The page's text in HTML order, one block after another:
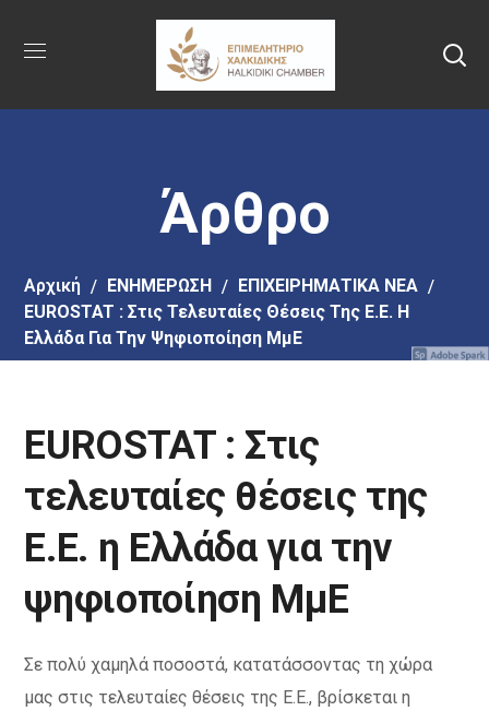
στο
περιεχόμενο
Άρθρο
Αρχική EΝΗΜΕΡΩΣΗ
ΕΠΙΧΕΙΡΗΜΑΤΙΚΑ ΝΕΑ
EUROSTAT : Στις Τελευταίες Θέσεις Της Ε.Ε. Η
Ελλάδα Για Την Ψηφιοποίηση ΜμΕ
EUROSTAT : Στις
τελευταίες θέσεις της
Ε.Ε. η Ελλάδα για την
ψηφιοποίηση ΜμΕ
Σε πολύ χαμηλά ποσοστά, κατατάσσοντας τη χώρα
μας στις τελευταίες θέσεις της Ε.Ε., βρίσκεται η